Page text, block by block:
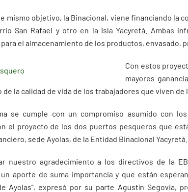
mismo objetivo, la Binacional, viene financiando la
San Rafael y otro en la Isla Yacyretá. Ambas
el almacenamiento de los productos, envasado,
Con estos
mayores
la calidad de vida de los trabajadores que viven de
se cumple con un compromiso asumido con
el proyecto de los dos puertos pesqueros que
sede Ayolas, de la Entidad Binacional Yacyretá.
nuestro agradecimiento a los directivos de la
aporte de suma importancia y que están
Ayolas”, expresó por su parte Agustín Segovia,